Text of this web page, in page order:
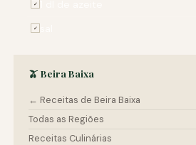
✓
✓
🫒 Beira Baixa
← Receitas de Beira Baixa
Todas as Regiões
Receitas Culinárias